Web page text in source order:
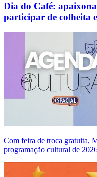
Dia do Café:
participar de colheita
Com feira de troca gratuita,
programação cultural de